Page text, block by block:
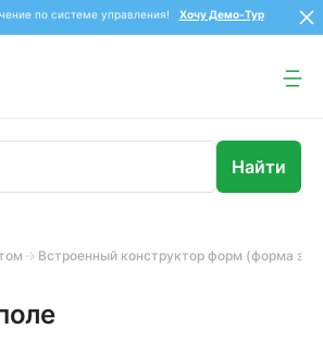
по системе управления! Хочу Демо-Тур
Встроенный конструктор форм (форма